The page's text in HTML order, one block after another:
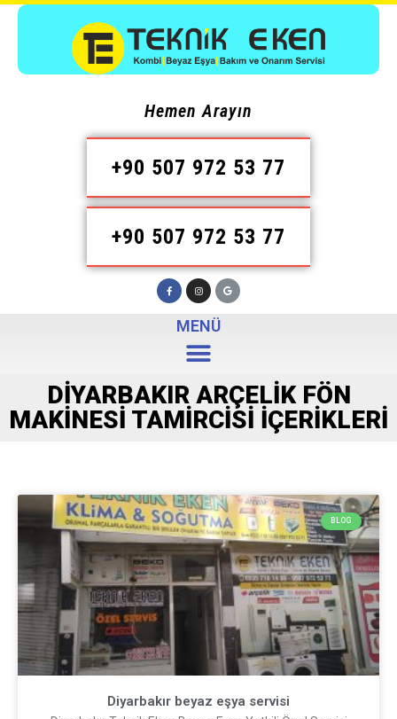
Hemen Arayın
+90 507 972 53 77
+90 507 972 53 77
MENÜ
DIYARBAKIR ARÇELIK FÖN
MAKINESI TAMIRCISI İÇERIKLERI
BLOG
Diyarbakır beyaz eşya servisi